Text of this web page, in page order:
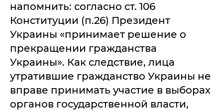
напомнить: согласно ст. 106
Конституции (п.26) Президент
Украины «принимает решение о
прекращении гражданства
Украины». Как следствие, лица
утратившие гражданство Украины не
вправе принимать участие в выборах
органов государственной власти,